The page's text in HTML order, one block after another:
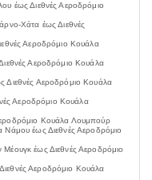
έως Διεθνές Αεροδρόμιο
Χάτα έως Διεθνές
Αεροδρόμιο Κουάλα
Αεροδρόμιο Κουάλα
Διεθνές Αεροδρόμιο Κουάλα
Αεροδρόμιο Κουάλα
Κουάλα Λουμπούρ
Νάμου έως Διεθνές Αεροδρόμιο
έως Διεθνές Αεροδρόμιο
Αεροδρόμιο Κουάλα